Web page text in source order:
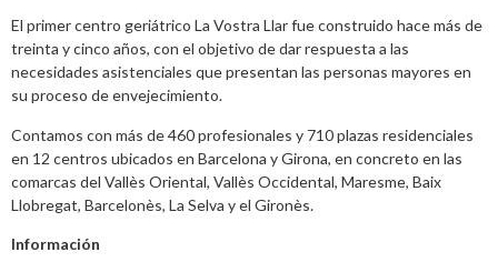
El primer centro geriátrico La Vostra Llar fue construido hace más de
treinta y cinco años, con el objetivo de dar respuesta a las
necesidades asistenciales que presentan las personas mayores en
su proceso de envejecimiento.
Contamos con más de 460 profesionales y 710 plazas residenciales
en 12 centros ubicados en Barcelona y Girona, en concreto en las
comarcas del Vallès Oriental, Vallès Occidental, Maresme, Baix
Llobregat, Barcelonès, La Selva y el Gironès.
Información